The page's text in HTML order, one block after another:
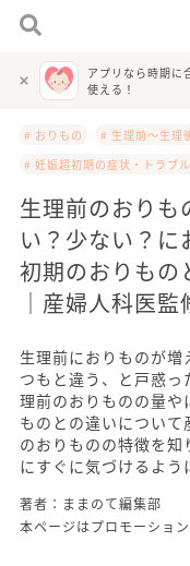
アプリなら時期に
使える！
# おりもの
# 生理前～生理
# 妊娠超初期の症状・トラブル
生理前のおりも
い？少ない？に
初期のおりもの
｜産婦人科医監
生理前におりものが
つもと違う、と戸惑
理前のおりものの量や
ものとの違いについ
のおりものの特徴を
にすぐに気づけるよう
著者：ままのて編集部
本ページはプロモーショ